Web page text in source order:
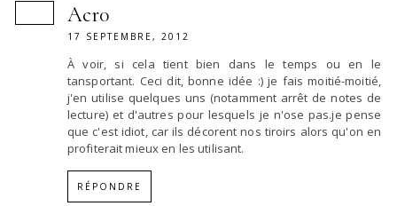
Acr0
17 SEPTEMBRE, 2012
À voir, si cela tient bien dans le temps ou en le
tansportant. Ceci dit, bonne idée :) je fais moitié-moitié,
j'en utilise quelques uns (notamment arrêt de notes de
lecture) et d'autres pour lesquels je n'ose pas.je pense
que c'est idiot, car ils décorent nos tiroirs alors qu'on en
profiterait mieux en les utilisant.
RÉPONDRE